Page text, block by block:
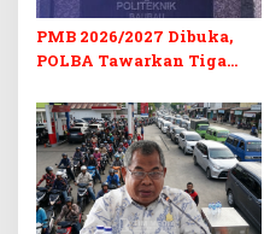
PMB 2026/2027 Dibuka,
POLBA Tawarkan Tiga
Kuliah Gratis